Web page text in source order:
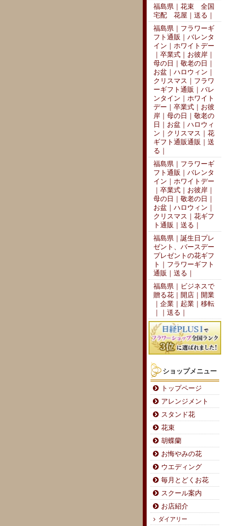
福島県｜花束 全国
宅配 花屋｜送る｜
福島県｜フラワーギ
フト通販｜バレンタ
イン｜ホワイトデー
｜卒業式｜お彼岸｜
母の日｜敬老の日｜
お盆｜ハロウィン｜
クリスマス｜フラワ
ーギフト通販｜バレ
ンタイン｜ホワイト
デー｜卒業式｜お彼
岸｜母の日｜敬老の
日｜お盆｜ハロウィ
ン｜クリスマス｜花
ギフト通販通販｜送
る｜
福島県｜フラワーギ
フト通販｜バレンタ
イン｜ホワイトデー
｜卒業式｜お彼岸｜
母の日｜敬老の日｜
お盆｜ハロウィン｜
クリスマス｜花ギフ
ト通販｜送る｜
福島県｜誕生日プレ
ゼント、バースデー
プレゼントの花ギフ
ト｜フラワーギフト
通販｜送る｜
福島県｜ビジネスで
贈る花｜開店｜開業
｜企業｜起業｜移転
｜｜送る｜
ショップメニュー
トップページ
アレンジメント
スタンド花
花束
胡蝶蘭
お悔やみの花
ウエディング
毎月とどくお花
スクール案内
お店紹介
ダイアリー